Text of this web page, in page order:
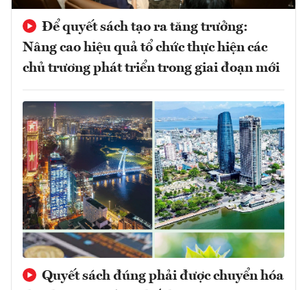
Để quyết sách tạo ra tăng trưởng:
Nâng cao hiệu quả tổ chức thực hiện các
chủ trương phát triển trong giai đoạn mới
Quyết sách đúng phải được chuyển hóa